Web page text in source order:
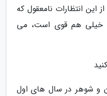
این انتظارات نامعقول که
خیلی هم قوی است، می
و شوهر در سال های اول